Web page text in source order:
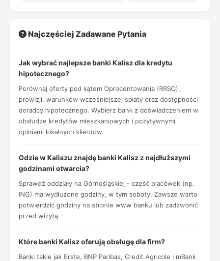
Najczęściej Zadawane Pytania
Jak wybrać najlepsze banki Kalisz dla kredytu
hipotecznego?
Porównaj oferty pod kątem Oprocentowania (RRSO),
prowizji, warunków wcześniejszej spłaty oraz dostępności
doradcy hipotecznego. Wybierz bank z doświadczeniem w
obsłudze kredytów mieszkaniowych i pozytywnymi
opiniami lokalnych klientów.
Gdzie w Kaliszu znajdę banki Kalisz z najdłuższymi
godzinami otwarcia?
Sprawdź oddziały na Górnośląskiej - część placówek (np.
ING) ma wydłużone godziny, w tym soboty. Zawsze warto
potwierdzić godziny na stronie www banku lub zadzwonić
przed wizytą.
Które banki Kalisz oferują obsługę dla firm?
Banki takie jak Erste, BNP Paribas, Credit Agricole i mBank